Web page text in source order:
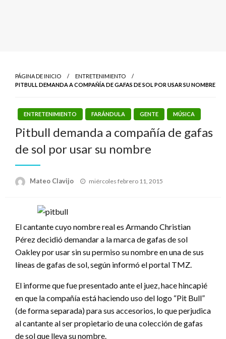
PÁGINA DE INICIO
ENTRETENIMIENTO
PITBULL DEMANDA A COMPAÑÍA DE GAFAS DE SOL POR USAR SU NOMBRE
ENTRETENIMIENTO FARÁNDULA GENTE MÚSICA
Pitbull demanda a compañía de gafas
de sol por usar su nombre
Mateo Clavijo
Publicado
miércoles febrero 11, 2015
El cantante cuyo nombre real es Armando Christian
Pérez decidió demandar a la marca de gafas de sol
Oakley por usar sin su permiso su nombre en una de sus
líneas de gafas de sol, según informó el portal TMZ.
El informe que fue presentado ante el juez, hace hincapié
en que la compañía está haciendo uso del logo “Pit Bull”
(de forma separada) para sus accesorios, lo que perjudica
al cantante al ser propietario de una colección de gafas
de sol que lleva su nombre.